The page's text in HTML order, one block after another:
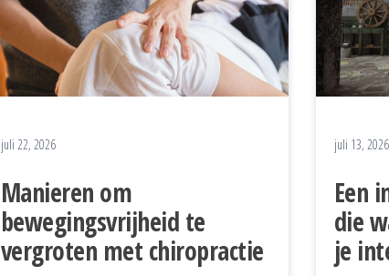
juli 22, 2026
Manieren om
bewegingsvrijheid te
vergroten met chiropractie
juli 13, 2026
Een
die
je